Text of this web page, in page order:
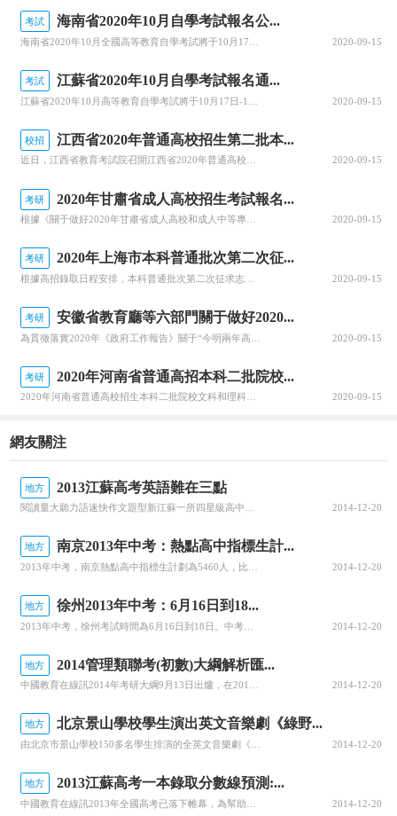
考試 海南省2020年10月自學考試報名公...
2020-09-15
考試 江蘇省2020年10月自學考試報名通...
2020-09-15
校招 江西省2020年普通高校招生第二批本...
近日，江西省教育考試院召開江西省2020年普通高校招生錄取工作第四次資訊發布會，回顧前一階段的錄取情況，公布文理、體育類等第二批本科批次和藝術類普通批本科的投檔情況。查字典小編整理相關資訊，關注一下~江西省2020年普通高校招生第二批本科批次(含藝術類普通批本科)投檔情況發布8月25日上午，省教育考... 2020-09-15
考研 2020年甘肅省成人高校招生考試報名...
2020-09-15
考研 2020年上海市本科普通批次第二次征...
根據高招錄取日程安排，本科普通批次第二次征求志愿將于8月29日上午10:00至8月30日上午10:00進行填報。經研究審定，2020年上海市普通高校招生本科普通批次第二次征求志愿降分控制線為385分。查字典小編整理相關資訊，關注一下~本科普通批次第二次征求志愿填報即將開始根據高招錄取日程安排，本科普... 2020-09-15
考研 安徽省教育廳等六部門關于做好2020...
2020-09-15
考研 2020年河南省普通高招本科二批院校...
2020-09-15
網友關注
地方 2013江蘇高考英語難在三點
2014-12-20
地方 南京2013年中考：熱點高中指標生計...
2013年中考，南京熱點高中指標生計劃為5460人，比上年提高6%。同時，今年備受矚目的中職與普通本科3+4分段培養專業班計劃，也定為315人。 2014-12-20
地方 徐州2013年中考：6月16日到18...
2013年中考，徐州考試時間為6月16日到18日。中考學業水平評價包括學業考試和學業考查。學業考試包括語文、數學、英語、物理、化學、思想品德、歷史等文化學科考試和體育學科測試。學業考試滿分為700分。學業考查包括地理、生物學科考查和理化實驗考查，由市、縣(市、區)教育局統一組織。物理、化學實驗考查合 2014-12-20
地方 2014管理類聯考(初數)大綱解析匯...
2014-12-20
地方 北京景山學校學生演出英文音樂劇《綠野...
2014-12-20
地方 2013江蘇高考一本錄取分數線預測:...
2014-12-20